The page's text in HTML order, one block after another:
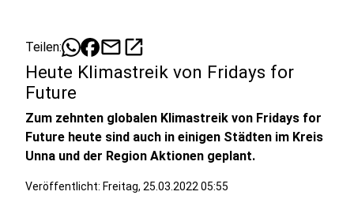
Teilen: mailopen_in_new
Heute Klimastreik von Fridays for
Future
Zum zehnten globalen Klimastreik von Fridays for
Future heute sind auch in einigen Städten im Kreis
Unna und der Region Aktionen geplant.
Veröffentlicht: Freitag, 25.03.2022 05:55